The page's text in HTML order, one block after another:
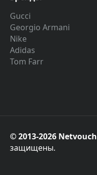
Gucci
Georgio Armani
Nike
Adidas
Tom Farr
© 2013-2026
защищены.